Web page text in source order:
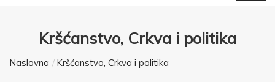
Kršćanstvo, Crkva i politika
Naslovna Kršćanstvo, Crkva i politika